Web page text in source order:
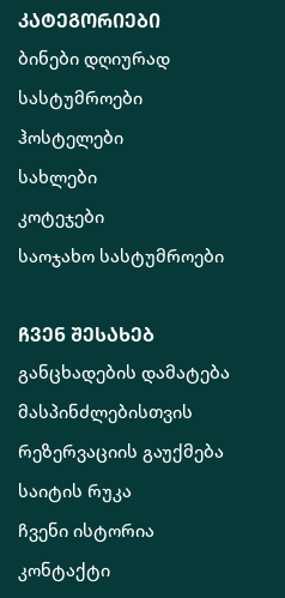
კატეგორიები
ბინები დღიურად
სასტუმროები
ჰოსტელები
სახლები
კოტეჯები
საოჯახო სასტუმროები
ჩვენ შესახებ
განცხადების დამატება
მასპინძლებისთვის
რეზერვაციის გაუქმება
საიტის რუკა
ჩვენი ისტორია
კონტაქტი